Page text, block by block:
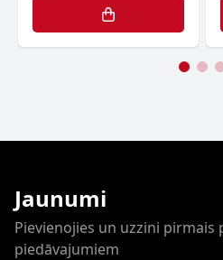
Jaunumi
Pievienojies un uzzini pirmais
piedāvajumiem